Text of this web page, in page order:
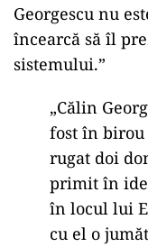
Georgescu nu
încearcă să îl
sistemului.”
„Călin
fost în birou
rugat doi
primit în
în locul lui
cu el o